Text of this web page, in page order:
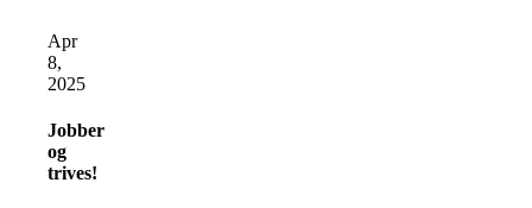
Apr
8,
2025
Jobber
og
trives!